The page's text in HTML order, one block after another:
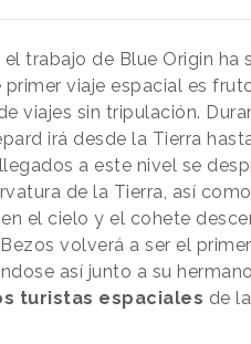
el trabajo de Blue Origin
primer viaje espacial es
viajes sin tripulación.
irá desde la Tierra
a este nivel se
de la Tierra, así
el cielo y el cohete
volverá a ser el
así junto a su
turistas espaciales de